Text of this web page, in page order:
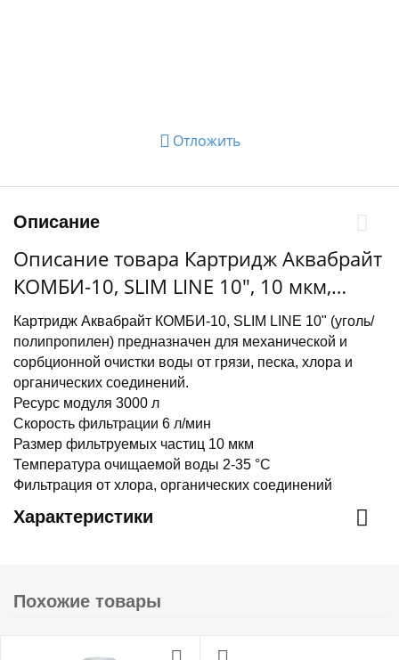
Отложить
Описание
Описание товара Картридж Аквабрайт
КОМБИ-10, SLIM LINE 10", 10 мкм,
уголь/полипропилен
Картридж Аквабрайт КОМБИ-10, SLIM LINE 10" (уголь/
полипропилен) предназначен для механической и
сорбционной очистки воды от грязи, песка, хлора и
органических соединений.
Ресурс модуля 3000 л
Скорость фильтрации 6 л/мин
Размер фильтруемых частиц 10 мкм
Температура очищаемой воды 2-35 °С
Фильтрация от хлора, органических соединений
Характеристики
Похожие товары